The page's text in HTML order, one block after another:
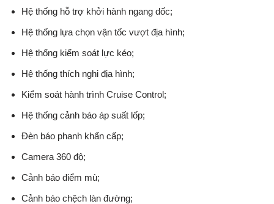
Hệ thống hỗ trợ khởi hành ngang dốc;
Hệ thống lựa chọn vận tốc vượt địa hình;
Hệ thống kiểm soát lực kéo;
Hệ thống thích nghi địa hình;
Kiểm soát hành trình Cruise Control;
Hệ thống cảnh báo áp suất lốp;
Đèn báo phanh khẩn cấp;
Camera 360 độ;
Cảnh báo điểm mù;
Cảnh báo chệch làn đường;